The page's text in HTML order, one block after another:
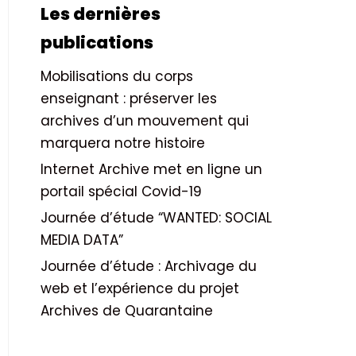
Les dernières
publications
Mobilisations du corps
enseignant : préserver les
archives d’un mouvement qui
marquera notre histoire
Internet Archive met en ligne un
portail spécial Covid-19
Journée d’étude “WANTED: SOCIAL
MEDIA DATA”
Journée d’étude : Archivage du
web et l’expérience du projet
Archives de Quarantaine